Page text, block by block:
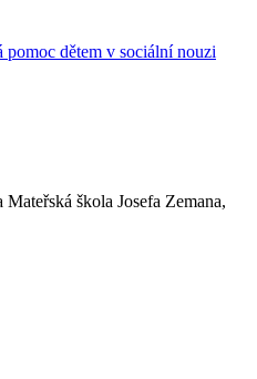
probíhat výuka denně od 8:00
zajištěn dohled nad žáky, kteří
do školní družiny.
do ŠD).
potvrzení z Úřadu práce o
zákonní zástupci budou dne 2.
s podrobnějšími informacemi.
škola Josefa Zemana,